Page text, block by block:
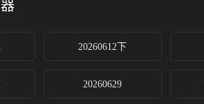
20260612下
20260629